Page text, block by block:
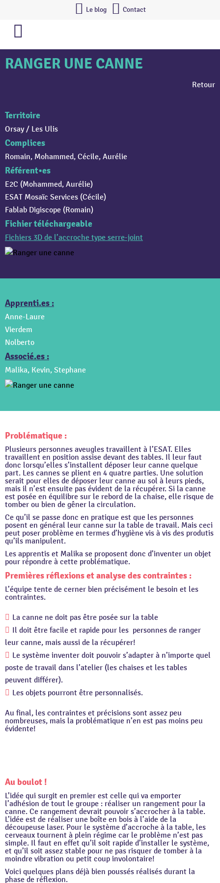
Le blog Contact
RANGER UNE CANNE
Retour
Territoire
Orsay / Les Ulis
Complices
Romain, Mohammed, Cécile, Aurélie
Référent•es
E2C (Mohammed, Aurélie)
ESAT Mosaïc Services (Cécile)
Fablab Digiscope (Romain)
Fichier téléchargeable
Fichiers 3D de l’accroche type serre-joint
Apprenti.es :
Anne-Laure
Vierdem
Nolberto
Associé.es :
Malika, Kevin, Stephane
Problématique :
Plusieurs personnes aveugles travaillent à l’ESAT. Elles
travaillent en position assise devant des tables. Il leur faut
donc lorsqu’elles s’installent déposer leur canne quelque
part. Les cannes se plient en 4 quatre parties. Une solution
serait pour elles de déposer leur canne au sol à leurs pieds,
mais il n’est ensuite pas évident de la récupérer. Si la canne
est posée en équilibre sur le rebord de la chaise, elle risque de
tomber ou bien de gêner la circulation.
Ce qu’il se passe donc en pratique est que les personnes
posent en général leur canne sur la table de travail. Mais ceci
peut poser problème en termes d’hygiène vis à vis des produtis
qu’ils manipulent.
Les apprentis et Malika se proposent donc d’inventer un objet
pour répondre à cette problématique.
Premières réflexions et analyse des contraintes :
L’équipe tente de cerner bien précisément le besoin et les
contraintes.
La canne ne doit pas être posée sur la table
Il doit être facile et rapide pour les personnes de ranger
leur canne, mais aussi de la récupérer!
Le système inventer doit pouvoir s’adapter à n’importe quel
poste de travail dans l’atelier (les chaises et les tables
peuvent différer).
Les objets pourront être personnalisés.
Au final, les contraintes et précisions sont assez peu
nombreuses, mais la problématique n’en est pas moins peu
évidente!
Au boulot !
L’idée qui surgit en premier est celle qui va emporter
l’adhésion de tout le groupe : réaliser un rangement pour la
canne. Ce rangement devrait pouvoir s’accrocher à la table.
L’idée est de réaliser une boîte en bois à l’aide de la
découpeuse laser. Pour le système d’accroche à la table, les
cerveaux tournent à plein régime car le problème n’est pas
simple. Il faut en effet qu’il soit rapide d’installer le système,
et qu’il soit assez stable pour ne pas risquer de tomber à la
moindre vibration ou petit coup involontaire!
Voici quelques plans déjà bien poussés réalisés durant la
phase de réflexion.